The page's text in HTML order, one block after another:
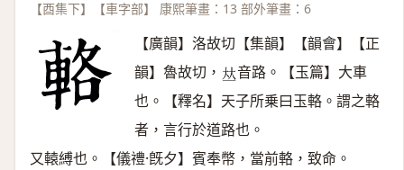
【酉集下】【車字部】 康熙筆畫：13 部外筆畫：6
【廣韻】洛故切【集韻】【韻會】【正
韻】魯故切， 𠀤音路。【玉篇】大車
也。【釋名】天子所乗曰玉輅。謂之輅
者，言行於道路也。
又轅縛也。【儀禮·旣夕】賓奉幣，當前輅，致命。